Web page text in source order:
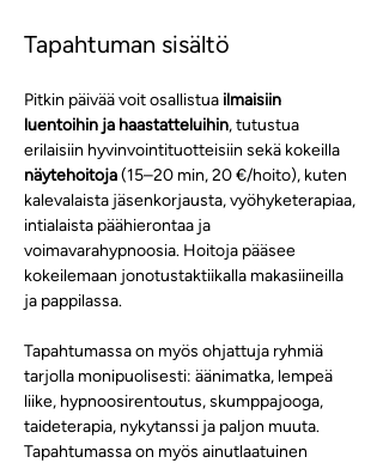
Tapahtuman sisältö
Pitkin päivää voit osallistua ilmaisiin
luentoihin ja haastatteluihin, tutustua
erilaisiin hyvinvointituotteisiin sekä kokeilla
näytehoitoja (15–20 min, 20 €/hoito), kuten
kalevalaista jäsenkorjausta, vyöhyketerapiaa,
intialaista päähierontaa ja
voimavarahypnoosia. Hoitoja pääsee
kokeilemaan jonotustaktiikalla makasiineilla
ja pappilassa.
Tapahtumassa on myös ohjattuja ryhmiä
tarjolla monipuolisesti: äänimatka, lempeä
liike, hypnoosirentoutus, skumppajooga,
taideterapia, nykytanssi ja paljon muuta.
Tapahtumassa on myös ainutlaatuinen